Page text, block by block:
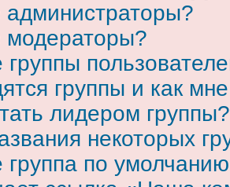
администраторы?
модераторы?
группы
группы и как
лидером группы?
некоторых
группа по